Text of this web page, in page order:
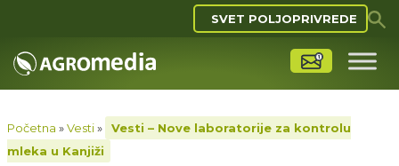
SVET POLJOPRIVREDE
Početna »Vesti»
Vesti – Nove laboratorije za kontrolu
mleka u Kanjiži